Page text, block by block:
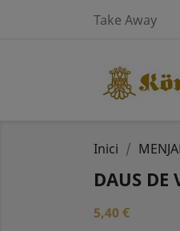
Take Away
Inici
DAUS DE
5,40 €